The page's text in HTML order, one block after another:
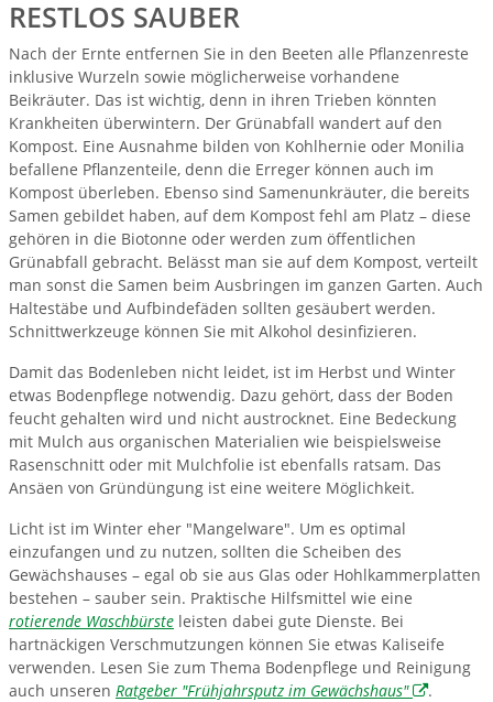
RESTLOS SAUBER
Nach der Ernte entfernen Sie in den Beeten alle Pflanzenreste
inklusive Wurzeln sowie möglicherweise vorhandene
Beikräuter. Das ist wichtig, denn in ihren Trieben könnten
Krankheiten überwintern. Der Grünabfall wandert auf den
Kompost. Eine Ausnahme bilden von Kohlhernie oder Monilia
befallene Pflanzenteile, denn die Erreger können auch im
Kompost überleben. Ebenso sind Samenunkräuter, die bereits
Samen gebildet haben, auf dem Kompost fehl am Platz – diese
gehören in die Biotonne oder werden zum öffentlichen
Grünabfall gebracht. Belässt man sie auf dem Kompost, verteilt
man sonst die Samen beim Ausbringen im ganzen Garten. Auch
Haltestäbe und Aufbindefäden sollten gesäubert werden.
Schnittwerkzeuge können Sie mit Alkohol desinfizieren.
Damit das Bodenleben nicht leidet, ist im Herbst und Winter
etwas Bodenpflege notwendig. Dazu gehört, dass der Boden
feucht gehalten wird und nicht austrocknet. Eine Bedeckung
mit Mulch aus organischen Materialien wie beispielsweise
Rasenschnitt oder mit Mulchfolie ist ebenfalls ratsam. Das
Ansäen von Gründüngung ist eine weitere Möglichkeit.
Licht ist im Winter eher "Mangelware". Um es optimal
einzufangen und zu nutzen, sollten die Scheiben des
Gewächshauses – egal ob sie aus Glas oder Hohlkammerplatten
bestehen – sauber sein. Praktische Hilfsmittel wie eine
rotierende Waschbürste leisten dabei gute Dienste. Bei
hartnäckigen Verschmutzungen können Sie etwas Kaliseife
verwenden. Lesen Sie zum Thema Bodenpflege und Reinigung
auch unseren Ratgeber "Frühjahrsputz im Gewächshaus" .